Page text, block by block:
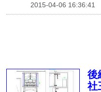
2015-04-06 16:36:41
後
社